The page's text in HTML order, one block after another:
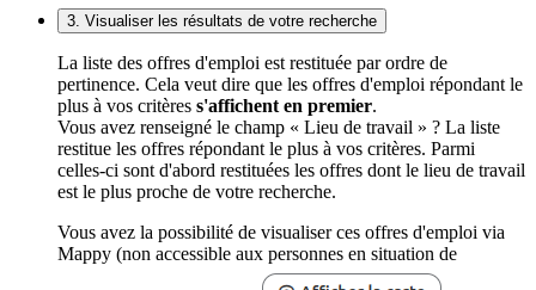
3. Visualiser les résultats de votre recherche
La liste des offres d'emploi est restituée par ordre de
pertinence. Cela veut dire que les offres d'emploi répondant le
plus à vos critères s'affichent en premier.
Vous avez renseigné le champ « Lieu de travail » ? La liste
restitue les offres répondant le plus à vos critères. Parmi
celles-ci sont d'abord restituées les offres dont le lieu de travail
est le plus proche de votre recherche.
Vous avez la possibilité de visualiser ces offres d'emploi via
Mappy (non accessible aux personnes en situation de